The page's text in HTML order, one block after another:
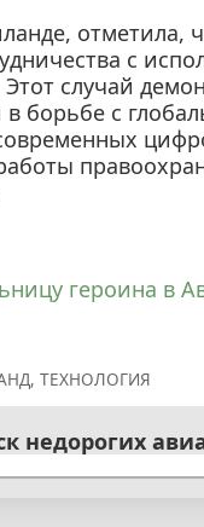
отметила,
с
случай
борьбе с
героина в
,ТЕХНОЛОГИЯ
недорогих